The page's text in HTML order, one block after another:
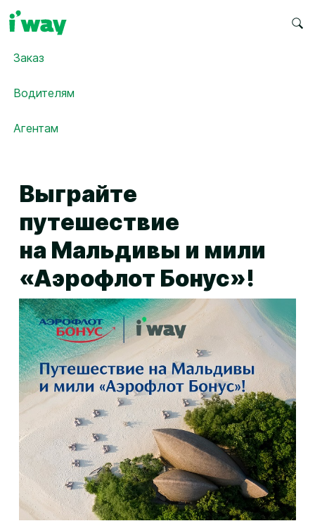
Заказ
Водителям
Агентам
Выграйте
путешествие
на Мальдивы и мили
«Аэрофлот Бонус»!